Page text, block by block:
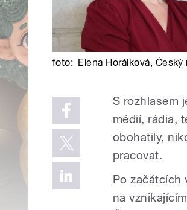
foto: Elena Horálková, Český
S rozhlasem
médií, rádia,
obohatily,
pracovat.
Po začátcích
na